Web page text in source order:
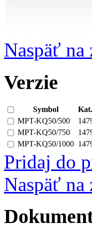
Naspäť na
Verzie
Symbol
MPT-KQ50/500
MPT-KQ50/750
MPT-KQ50/1000
Pridaj do
Naspäť na